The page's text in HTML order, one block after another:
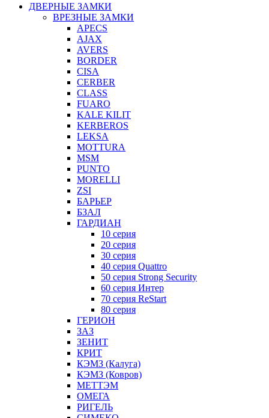
ДВЕРНЫЕ ЗАМКИ
ВРЕЗНЫЕ ЗАМКИ
APECS
AJAX
AVERS
BORDER
CISA
CERBER
CLASS
FUARO
KALE KILIT
KERBEROS
LEKSA
MOTTURA
MSM
PUNTO
MORELLI
ZSI
БАРЬЕР
БЗАЛ
ГАРДИАН
10 серия
20 серия
30 серия
40 серия Quattro
50 серия Strong Security
60 серия Интер
70 серия ReStart
80 серия
ГЕРИОН
ЗАЗ
ЗЕНИТ
КРИТ
КЭМЗ (Калуга)
КЭМЗ (Ковров)
МЕТТЭМ
ОМЕГА
РИГЕЛЬ